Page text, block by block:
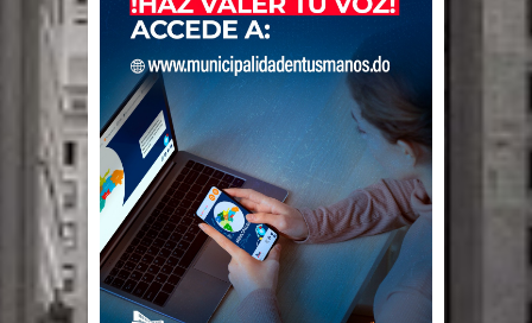
El PRM tendrá desde el próximo
domingo una dirección de hombres